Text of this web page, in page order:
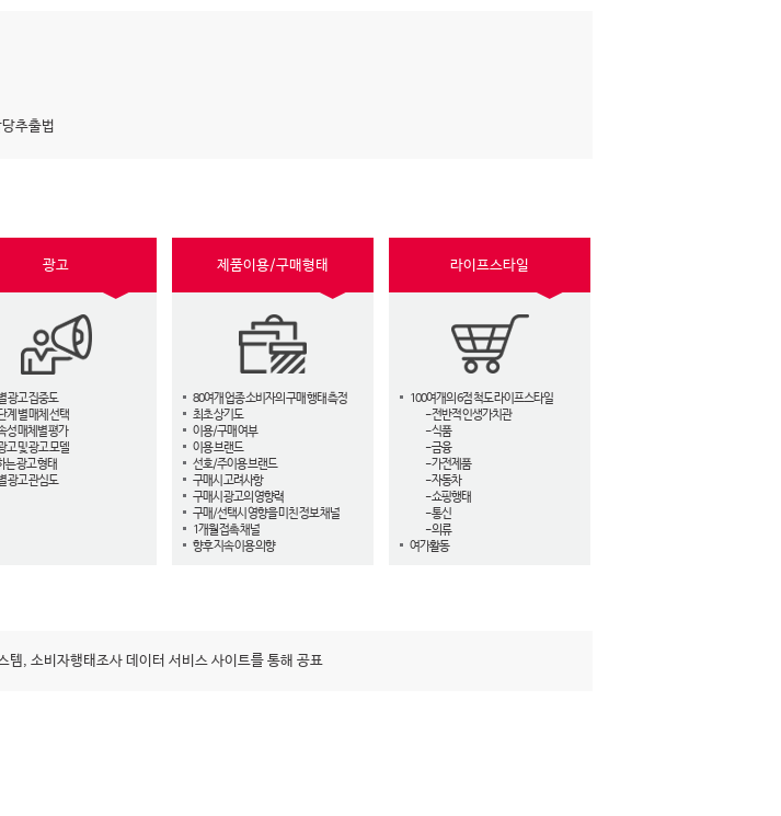
추출법
광고
광고 집중도
계 별 매체 선택
성 매체별 평가
고 및 광고 모델
는 광고 형태
광고 관심도
제품이용/구매형태
80여개 업종 소비자의 구매 행태 측정
최초 상기도
이용/구매 여부
이용 브랜드
선호/주이용 브랜드
구매시 고려사항
구매시 광고의 영향력
구매/선택시 영향을 미친 정보 채널
1개월 접촉 채널
향후 지속 이용 의향
라이프스타일
100여개의 6점 척도 라이프스타일
- 전반적 인생가치관
- 식품
- 금융
- 가전제품
- 자동차
- 쇼핑행태
- 통신
- 의류
여가활동
템, 소비자행태조사 데이터 서비스 사이트를 통해 공표